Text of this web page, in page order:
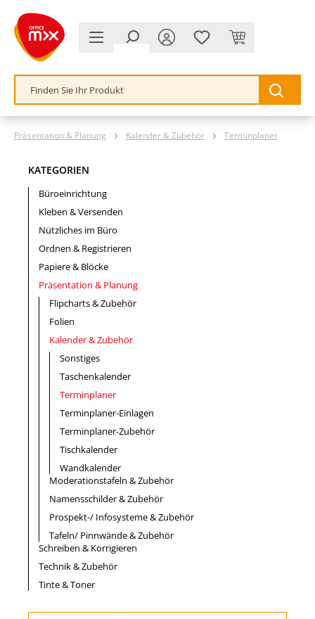
springen
Präsentation & Planung Kalender & Zubehör Terminplaner
KATEGORIEN
Büroeinrichtung
Kleben & Versenden
Nützliches im Büro
Ordnen & Registrieren
Papiere & Blöcke
Präsentation & Planung
Flipcharts & Zubehör
Folien
Kalender & Zubehör
Sonstiges
Taschenkalender
Terminplaner
Terminplaner-Einlagen
Terminplaner-Zubehör
Tischkalender
Wandkalender
Moderationstafeln & Zubehör
Namensschilder & Zubehör
Prospekt-/ Infosysteme & Zubehör
Tafeln/ Pinnwände & Zubehör
Schreiben & Korrigieren
Technik & Zubehör
Tinte & Toner